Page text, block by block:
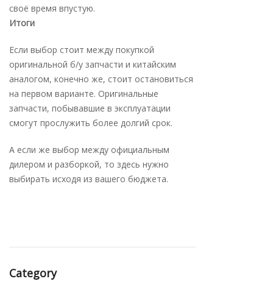
своё время впустую.
Итоги
Если выбор стоит между покупкой
оригинальной б/у запчасти и китайским
аналогом, конечно же, стоит остановиться
на первом варианте. Оригинальные
запчасти, побывавшие в эксплуатации
смогут прослужить более долгий срок.
А если же выбор между официальным
дилером и разборкой, то здесь нужно
выбирать исходя из вашего бюджета.
Category